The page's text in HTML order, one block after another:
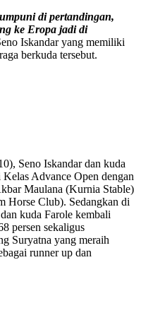
di pertandingan,
ke Eropa jadi di
Iskandar yang memiliki
berkuda tersebut.
Seno Iskandar dan kuda
Advance Open dengan
Maulana (Kurnia Stable)
Horse Club). Sedangkan di
kuda Farole kembali
persen sekaligus
Suryatna yang meraih
runner up dan